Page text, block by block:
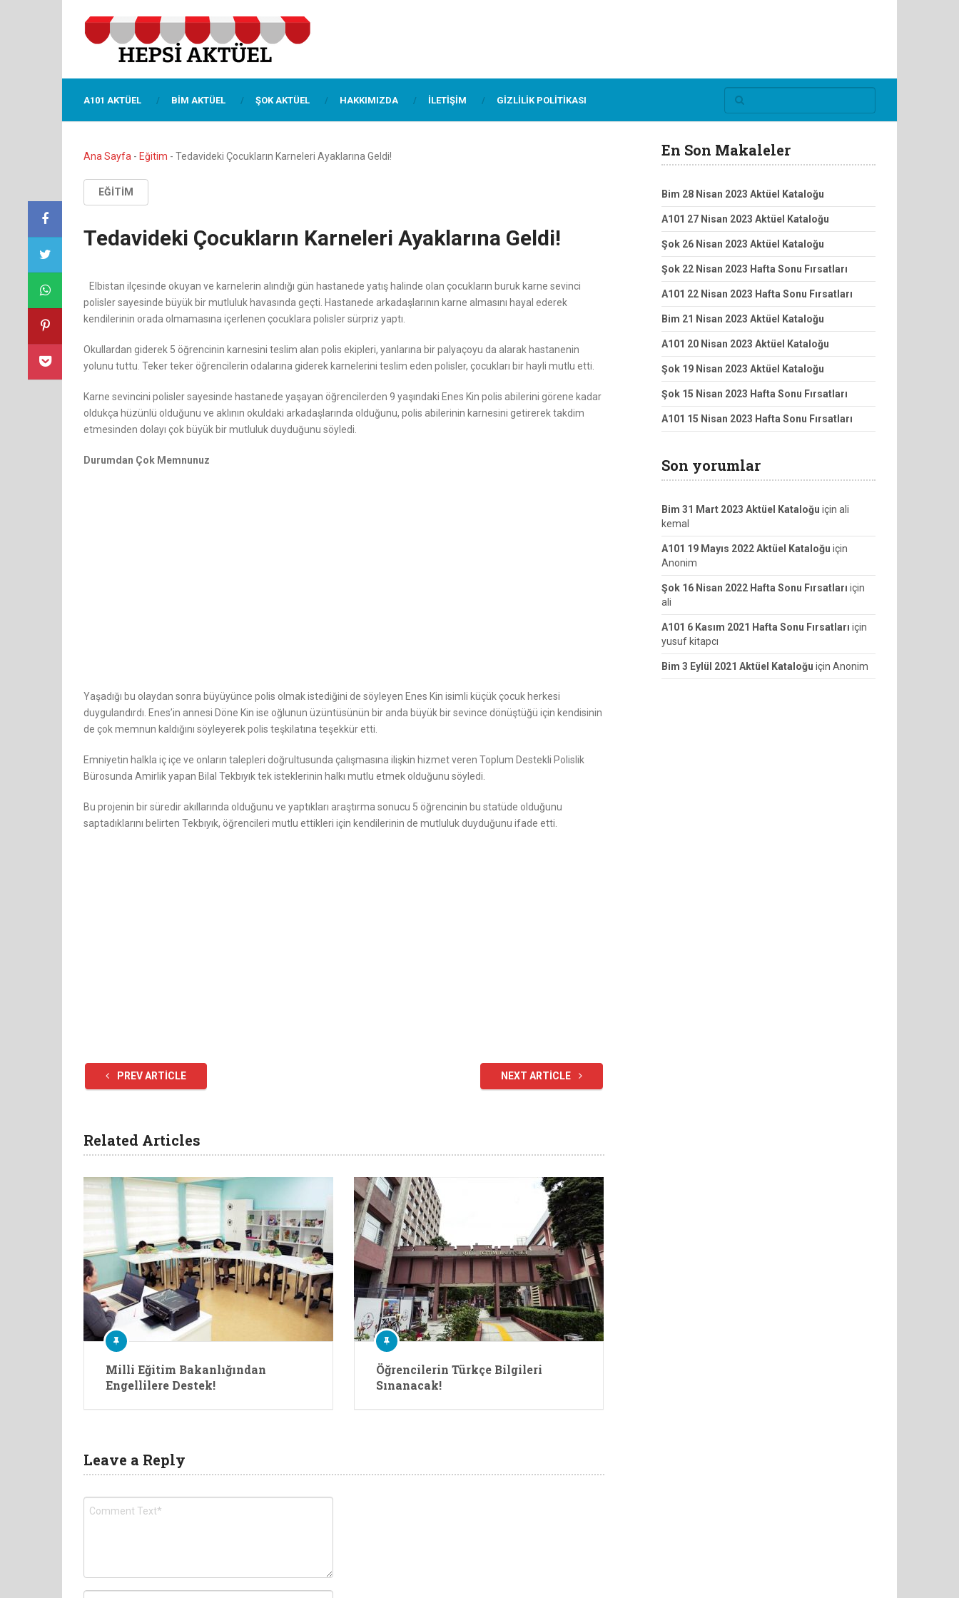
A101 AKTÜEL BIM AKTÜEL ŞOK AKTÜEL HAKKIMIZDA İLETIŞIM GIZLILIK POLITIKASI
Ana Sayfa - Eğitim - Tedavideki Çocukların Karneleri Ayaklarına Geldi!
EĞITIM
Tedavideki Çocukların Karneleri Ayaklarına Geldi!
Elbistan ilçesinde okuyan ve karnelerin alındığı gün hastanede yatış halinde olan çocukların buruk karne sevinci
polisler sayesinde büyük bir mutluluk havasında geçti. Hastanede arkadaşlarının karne almasını hayal ederek
kendilerinin orada olmamasına içerlenen çocuklara polisler sürpriz yaptı.
Okullardan giderek 5 öğrencinin karnesini teslim alan polis ekipleri, yanlarına bir palyaçoyu da alarak hastanenin
yolunu tuttu. Teker teker öğrencilerin odalarına giderek karnelerini teslim eden polisler, çocukları bir hayli mutlu etti.
Karne sevincini polisler sayesinde hastanede yaşayan öğrencilerden 9 yaşındaki Enes Kin polis abilerini görene kadar
oldukça hüzünlü olduğunu ve aklının okuldaki arkadaşlarında olduğunu, polis abilerinin karnesini getirerek takdim
etmesinden dolayı çok büyük bir mutluluk duyduğunu söyledi.
Durumdan Çok Memnunuz
Yaşadığı bu olaydan sonra büyüyünce polis olmak istediğini de söyleyen Enes Kin isimli küçük çocuk herkesi
duygulandırdı. Enes’in annesi Döne Kin ise oğlunun üzüntüsünün bir anda büyük bir sevince dönüştüğü için kendisinin
de çok memnun kaldığını söyleyerek polis teşkilatına teşekkür etti.
Emniyetin halkla iç içe ve onların talepleri doğrultusunda çalışmasına ilişkin hizmet veren Toplum Destekli Polislik
Bürosunda Amirlik yapan Bilal Tekbıyık tek isteklerinin halkı mutlu etmek olduğunu söyledi.
Bu projenin bir süredir akıllarında olduğunu ve yaptıkları araştırma sonucu 5 öğrencinin bu statüde olduğunu
saptadıklarını belirten Tekbıyık, öğrencileri mutlu ettikleri için kendilerinin de mutluluk duyduğunu ifade etti.
PREV ARTICLE NEXT ARTICLE
Related Articles
Milli Eğitim Bakanlığından
Engellilere Destek!
Öğrencilerin Türkçe Bilgileri
Sınanacak!
Leave a Reply
En Son Makaleler
Bim 28 Nisan 2023 Aktüel Kataloğu
A101 27 Nisan 2023 Aktüel Kataloğu
Şok 26 Nisan 2023 Aktüel Kataloğu
Şok 22 Nisan 2023 Hafta Sonu Fırsatları
A101 22 Nisan 2023 Hafta Sonu Fırsatları
Bim 21 Nisan 2023 Aktüel Kataloğu
A101 20 Nisan 2023 Aktüel Kataloğu
Şok 19 Nisan 2023 Aktüel Kataloğu
Şok 15 Nisan 2023 Hafta Sonu Fırsatları
A101 15 Nisan 2023 Hafta Sonu Fırsatları
Son yorumlar
Bim 31 Mart 2023 Aktüel Kataloğu için ali
kemal
A101 19 Mayıs 2022 Aktüel Kataloğu için
Anonim
Şok 16 Nisan 2022 Hafta Sonu Fırsatları için
ali
A101 6 Kasım 2021 Hafta Sonu Fırsatları için
yusuf kitapcı
Bim 3 Eylül 2021 Aktüel Kataloğu için Anonim